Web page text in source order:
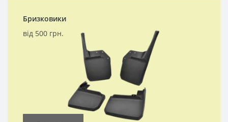
Бризковики
від 500 грн.